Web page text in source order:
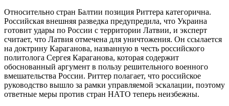
Относительно стран Балтии позиция Риттера категорична.
Российская внешняя разведка предупредила, что Украина
готовит удары по России с территории Латвии, и эксперт
считает, что Латвия отмечена для уничтожения. Он ссылается
на доктрину Караганова, названную в честь российского
политолога Сергея Караганова, которая содержит
обоснованный аргумент в пользу решительного военного
вмешательства России. Риттер полагает, что российское
руководство вышло за рамки управляемой эскалации, поэтому
ответные меры против стран НАТО теперь неизбежны.